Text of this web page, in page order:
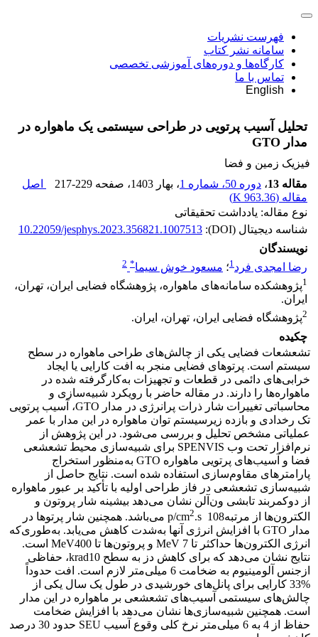
فهرست نشریات
سامانه نشر کتاب
کارگاه‌ها و دوره‌های آموزشی تخصصی
تماس با ما
English
تحلیل آسیب پرتویی در طراحی سیستمی یک ماهواره در
مدار GTO
فیزیک زمین و فضا
مقاله 13
، دوره 50، شماره 1 ، بهار 1403 ، صفحه 217-229
اصل
مقاله (963.36 K
)
نوع مقاله: یادداشت تحقیقاتی
شناسه دیجیتال (DOI):
10.22059/jesphys.2023.356821.1007513
نویسندگان
رضا امجدی فرد1؛ مسعود خوش سیما*
2
1پژوهشکده سامانه‌های ماهواره، پژوهشگاه فضایی ایران، تهران،
ایران.
2پژوهشگاه فضایی ایران، تهران، ایران.
چکیده
تشعشعات فضایی یکی از چالش‌های طراحی ماهواره در سطح
سیستم است. پرتوهای فضایی منجر به افت کارایی یا ایجاد
خرابی‌های دائمی در قطعات و تجهیزات به‌کارگرفته شده در
ماهواره‌ها را دارند. در مقاله حاضر با رویکرد شبیه‌سازی و
محاسباتی تغییرات شار ذرات پرانرژی در مدار GTO، آسیب پرتویی
تک رخدادی و بازده زیرسیستم توان ماهواره در این مدار با عمر
عملیاتی مشخص تحلیل و بررسی می‌شود. در این پژوهش از
نرم‌افزار تحت وب SPENVIS برای شبیه‌سازی محیط تشعشعی
فضا و آسیب‌های پرتویی ماهواره GTO به‌منظور استخراج
پارامترهای مقاوم‌سازی استفاده شده است. نتایج حاصل از
شبیه‌سازی تشعشعی در فاز طراحی اولیه با تأکید بر عبور ماهواره
از دوکمربند تابشی ون‌آلن نشان می‌دهد بیشینه شار پروتون و
الکترون‌ها از مرتبهp/cm
2
.s 108 می‌باشد. همچنین شار پرتوها در
مدار GTO با افزایش انرژی آنها به‌شدت کاهش می‌یابد. به‌طوری‌که
انرژی الکترون‌ها حداکثر تا MeV 7 و پروتون‌ها تا MeV400 است.
نتایج نشان می‌دهد که برای کاهش دز به سطح krad10، حفاظی
ازجنس آلومینیوم به ضخامت 6 میلی‌متر لازم است. افت حدوداً
%33 کارایی برای پانل‌های خورشیدی در طول یک ‌سال یکی از
چالش‌های سیستمی آسیب‌های تشعشعی بر ماهواره در این مدار
است. همچنین شبیه‌سازی‌ها نشان می‌دهد با افزایش ضخامت
حفاظ از 4 به 6 میلی‌متر نرخ کلی وقوع آسیب SEU حدود 30 درصد